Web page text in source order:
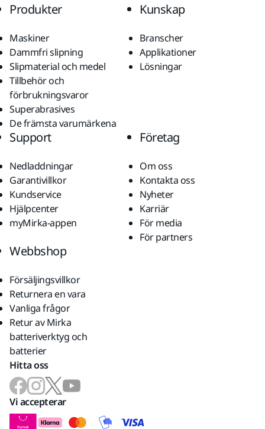
Produkter
Maskiner
Dammfri slipning
Slipmaterial och medel
Tillbehör och
förbrukningsvaror
Superabrasives
De främsta varumärkena
Kunskap
Branscher
Applikationer
Lösningar
Support
Nedladdningar
Garantivillkor
Kundservice
Hjälpcenter
myMirka-appen
Företag
Om oss
Kontakta oss
Nyheter
Karriär
För media
För partners
Webbshop
Försäljingsvillkor
Returnera en vara
Vanliga frågor
Retur av Mirka
batteriverktyg och
batterier
Hitta oss
Vi accepterar